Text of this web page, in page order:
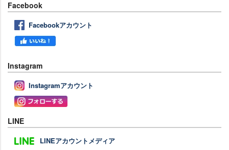
Facebook
Facebookアカウント
Instagram
Instagramアカウント
LINE
LINEアカウントメディア